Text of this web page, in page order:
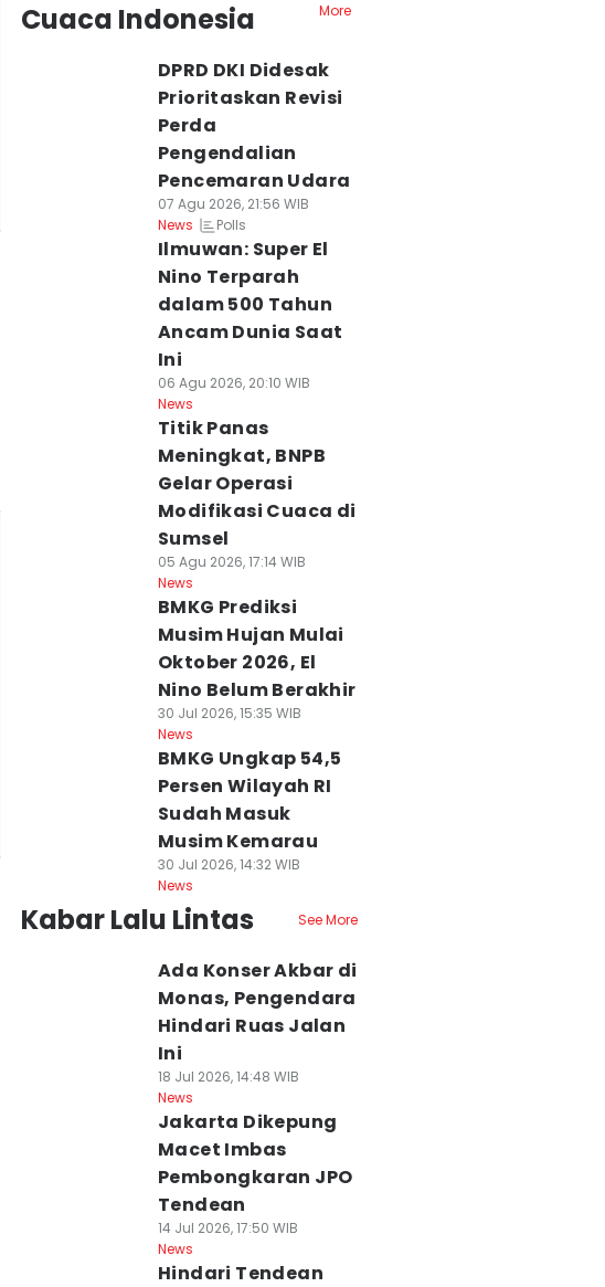
Cuaca Indonesia
More
DPRD DKI Didesak
Prioritaskan Revisi
Perda
Pengendalian
Pencemaran Udara
07 Agu 2026, 21:56 WIB
News
Polls
Ilmuwan: Super El
Nino Terparah
dalam 500 Tahun
Ancam Dunia Saat
Ini
06 Agu 2026, 20:10 WIB
News
Titik Panas
Meningkat, BNPB
Gelar Operasi
Modifikasi Cuaca di
Sumsel
05 Agu 2026, 17:14 WIB
News
BMKG Prediksi
Musim Hujan Mulai
Oktober 2026, El
Nino Belum Berakhir
30 Jul 2026, 15:35 WIB
News
BMKG Ungkap 54,5
Persen Wilayah RI
Sudah Masuk
Musim Kemarau
30 Jul 2026, 14:32 WIB
News
Kabar Lalu Lintas See More
Ada Konser Akbar di
Monas, Pengendara
Hindari Ruas Jalan
Ini
18 Jul 2026, 14:48 WIB
News
Jakarta Dikepung
Macet Imbas
Pembongkaran JPO
Tendean
14 Jul 2026, 17:50 WIB
News
Hindari Tendean